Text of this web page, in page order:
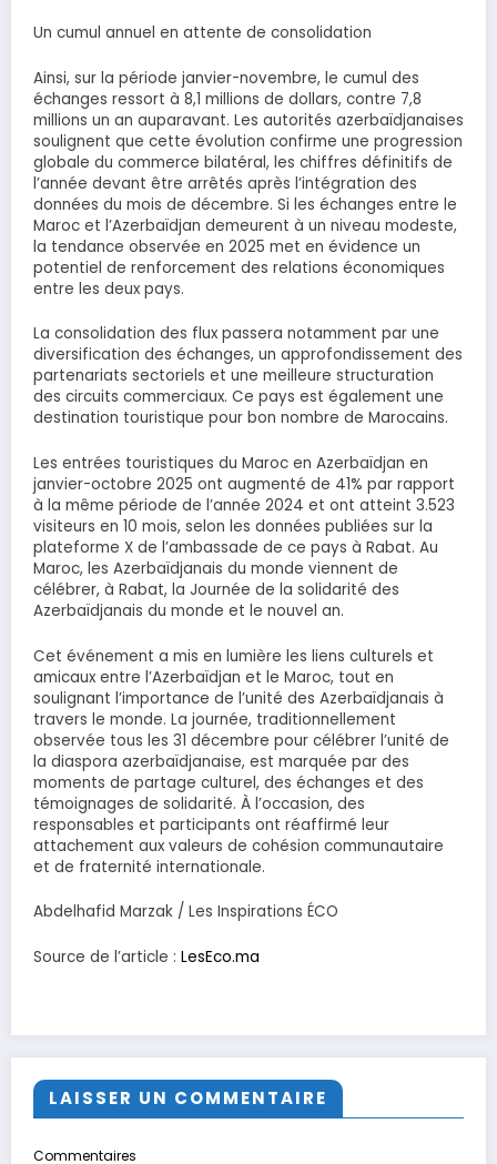
Un cumul annuel en attente de consolidation
Ainsi, sur la période janvier-novembre, le cumul des
échanges ressort à 8,1 millions de dollars, contre 7,8
millions un an auparavant. Les autorités azerbaïdjanaises
soulignent que cette évolution confirme une progression
globale du commerce bilatéral, les chiffres définitifs de
l’année devant être arrêtés après l’intégration des
données du mois de décembre. Si les échanges entre le
Maroc et l’Azerbaïdjan demeurent à un niveau modeste,
la tendance observée en 2025 met en évidence un
potentiel de renforcement des relations économiques
entre les deux pays.
La consolidation des flux passera notamment par une
diversification des échanges, un approfondissement des
partenariats sectoriels et une meilleure structuration
des circuits commerciaux. Ce pays est également une
destination touristique pour bon nombre de Marocains.
Les entrées touristiques du Maroc en Azerbaïdjan en
janvier-octobre 2025 ont augmenté de 41% par rapport
à la même période de l’année 2024 et ont atteint 3.523
visiteurs en 10 mois, selon les données publiées sur la
plateforme X de l’ambassade de ce pays à Rabat. Au
Maroc, les Azerbaïdjanais du monde viennent de
célébrer, à Rabat, la Journée de la solidarité des
Azerbaïdjanais du monde et le nouvel an.
Cet événement a mis en lumière les liens culturels et
amicaux entre l’Azerbaïdjan et le Maroc, tout en
soulignant l’importance de l’unité des Azerbaïdjanais à
travers le monde. La journée, traditionnellement
observée tous les 31 décembre pour célébrer l’unité de
la diaspora azerbaïdjanaise, est marquée par des
moments de partage culturel, des échanges et des
témoignages de solidarité. À l’occasion, des
responsables et participants ont réaffirmé leur
attachement aux valeurs de cohésion communautaire
et de fraternité internationale.
Abdelhafid Marzak / Les Inspirations ÉCO
Source de l’article : LesEco.ma
LAISSER UN COMMENTAIRE
Commentaires